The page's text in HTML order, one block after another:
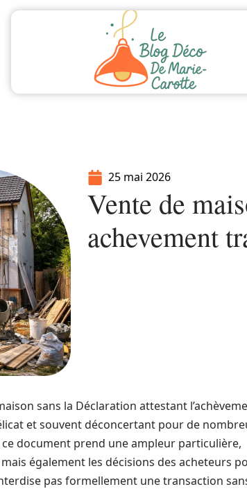
25 mai 2026
Vente de
achevement
sans la Déclaration attestant
et souvent déconcertant pour de
document prend une ampleur particulière,
également les décisions des acheteurs
pas formellement une transaction